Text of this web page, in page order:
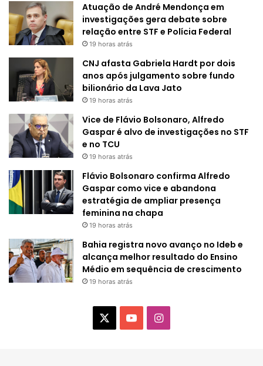
Atuação de André Mendonça em
investigações gera debate sobre
relação entre STF e Polícia Federal
19 horas atrás
CNJ afasta Gabriela Hardt por dois
anos após julgamento sobre fundo
bilionário da Lava Jato
19 horas atrás
Vice de Flávio Bolsonaro, Alfredo
Gaspar é alvo de investigações no STF
e no TCU
19 horas atrás
Flávio Bolsonaro confirma Alfredo
Gaspar como vice e abandona
estratégia de ampliar presença
feminina na chapa
19 horas atrás
Bahia registra novo avanço no Ideb e
alcança melhor resultado do Ensino
Médio em sequência de crescimento
19 horas atrás
I